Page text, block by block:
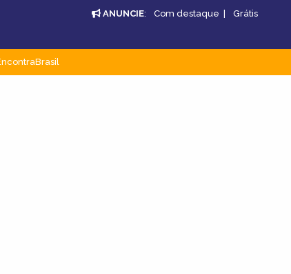
ANUNCIE: Com destaque | Grátis